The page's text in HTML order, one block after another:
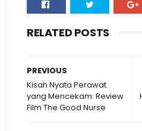
RELATED POSTS
PREVIOUS
Kisah Nyata Perawat
yang Mencekam: Review
Film The Good Nurse